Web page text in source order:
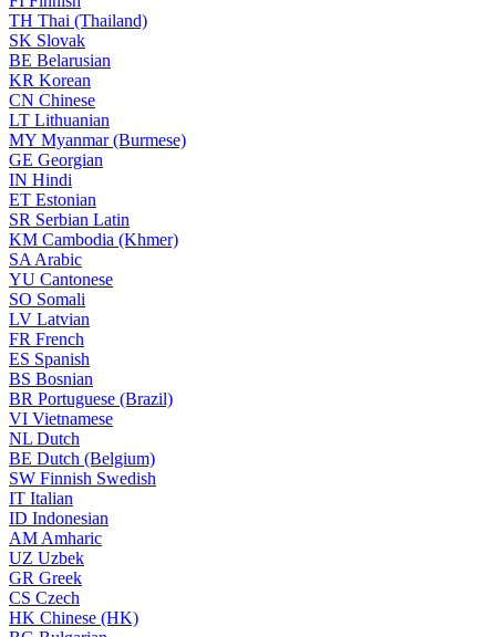
TH Thai (Thailand)
SK Slovak
BE Belarusian
KR Korean
CN Chinese
LT Lithuanian
MY Myanmar (Burmese)
GE Georgian
IN Hindi
ET Estonian
SR Serbian Latin
KM Cambodia (Khmer)
SA Arabic
YU Cantonese
SO Somali
LV Latvian
FR French
ES Spanish
BS Bosnian
BR Portuguese (Brazil)
VI Vietnamese
NL Dutch
BE Dutch (Belgium)
SW Finnish Swedish
IT Italian
ID Indonesian
AM Amharic
UZ Uzbek
GR Greek
CS Czech
HK Chinese (HK)